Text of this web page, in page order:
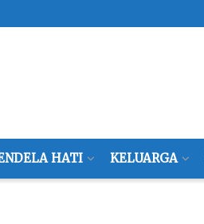
HATI KELUARGA